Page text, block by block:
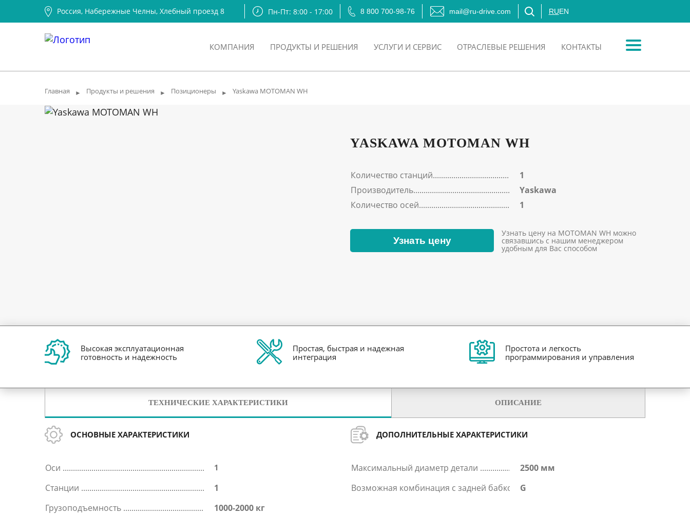
Россия, Набережные Челны, Хлебный проезд 8 Пн-Пт: 8:00 - 17:00 8 800 700-98-76 mail@ru-drive.com RUEN
КОМПАНИЯ ПРОДУКТЫ И РЕШЕНИЯ УСЛУГИ И СЕРВИС ОТРАСЛЕВЫЕ РЕШЕНИЯ КОНТАКТЫ
Главная ► Продукты и решения ► Позиционеры ► Yaskawa MOTOMAN WH
YASKAWA MOTOMAN WH
Количество станций
1
Производитель
Yaskawa
Количество осей
1
Узнать цену
Узнать цену на MOTOMAN WH можно
связавшись с нашим менеджером
удобным для Вас способом
Высокая эксплуатационная
готовность и надежность
Простая, быстрая и надежная
интеграция
Простота и легкость
программирования и управления
ТЕХНИЧЕСКИЕ ХАРАКТЕРИСТИКИ ОПИСАНИЕ
ОСНОВНЫЕ ХАРАКТЕРИСТИКИ
Оси 1
Станции
1
Грузоподъемность
1000-2000 кг
ДОПОЛНИТЕЛЬНЫЕ ХАРАКТЕРИСТИКИ
Максимальный диаметр детали
2500 мм
Возможная комбинация с задней бабкой G